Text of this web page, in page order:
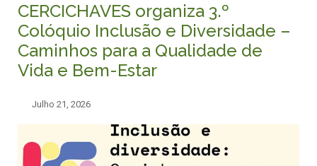
CERCICHAVES organiza 3.º
Colóquio Inclusão e Diversidade –
Caminhos para a Qualidade de
Vida e Bem-Estar
Julho 21, 2026